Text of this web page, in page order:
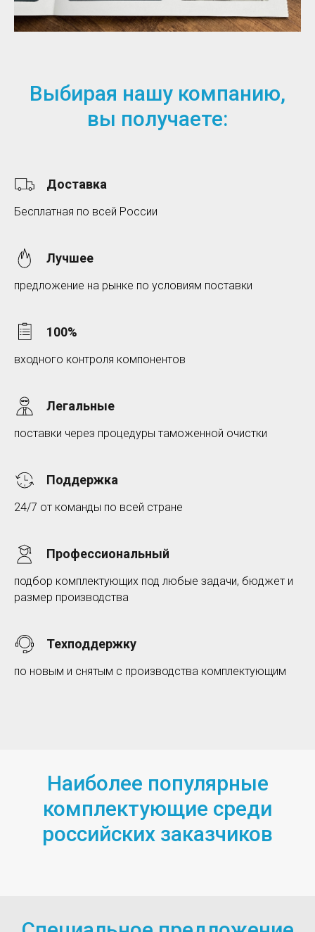
Выбирая нашу компанию,
вы получаете:
Доставка
Бесплатная по всей России
Лучшее
предложение на рынке по условиям поставки
100%
входного контроля компонентов
Легальные
поставки через процедуры таможенной очистки
Поддержка
24/7 от команды по всей стране
Профессиональный
подбор комплектующих под любые задачи, бюджет и
размер производства
Техподдержку
по новым и снятым с производства комплектующим
Наиболее популярные
комплектующие среди
российских заказчиков